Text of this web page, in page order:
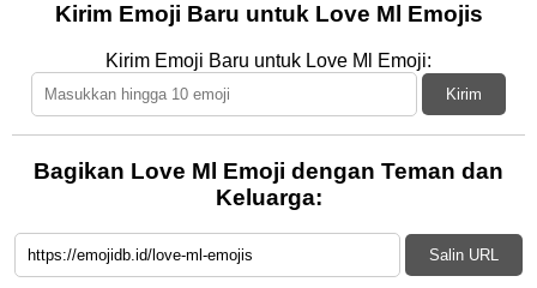
Kirim Emoji Baru untuk Love Ml Emojis
Kirim Emoji Baru untuk Love Ml Emoji:
Kirim
Bagikan Love Ml Emoji dengan Teman dan
Keluarga:
Salin URL